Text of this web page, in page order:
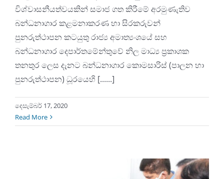
විශ්වාසනීයත්වයකින් සමාජ ගත කිරීමේ අරමුණැතිව
බන්ධනාගාර කළමනාකරණ හා සිරකරුවන්
පුනරුත්ථාපන කටයුතු රාජ්‍ය අමාත්‍යංශයේ සහ
බන්ධනාගාර දෙපාර්තමේන්තුවේ නිල මාධ්‍ය ප්‍රකාශක
තනතුර ලෙස දැනට බන්ධනාගාර කොමසාරිස් (පාලන හා
පුනරුත්ථාපන) ධූරයෙහි [......]
දෙසැම්බර් 17, 2020
Read More